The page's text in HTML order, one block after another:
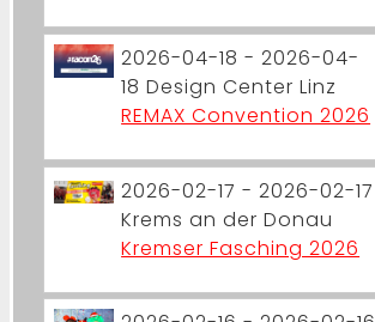
2026-04-18 - 2026-04-
18 Design Center Linz
REMAX Convention 2026
2026-02-17 - 2026-02-17
Krems an der Donau
Kremser Fasching 2026